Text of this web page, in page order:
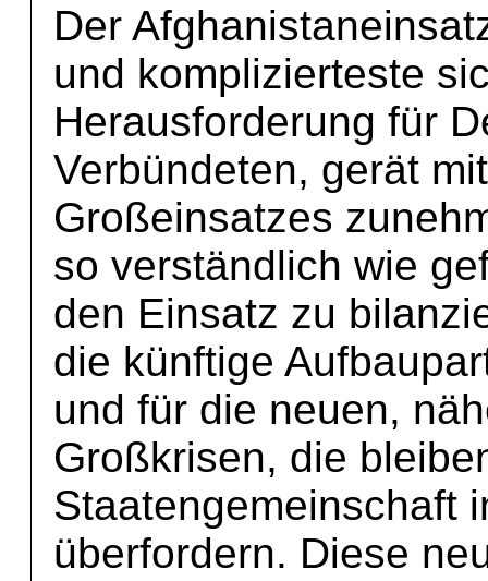
Der
und komplizierteste
Herausforderung für
Verbündeten, gerät
Großeinsatzes
so verständlich wie
den Einsatz zu
die künftige
und für die neuen,
Großkrisen, die
Staatengemeinschaft
überfordern. Diese